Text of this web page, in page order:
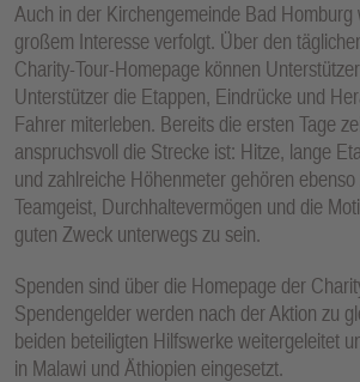
Auch in der Kirchengemeinde Bad Homburg
großem Interesse verfolgt. Über den
Charity-Tour-Homepage können
Unterstützer die Etappen, Eindrücke und
Fahrer miterleben. Bereits die ersten Tage
anspruchsvoll die Strecke ist: Hitze, lange
und zahlreiche Höhenmeter gehören
Teamgeist, Durchhaltevermögen und die
guten Zweck unterwegs zu sein.
Spenden sind über die Homepage der
Spendengelder werden nach der Aktion zu
beiden beteiligten Hilfswerke weitergeleitet
in Malawi und Äthiopien eingesetzt.